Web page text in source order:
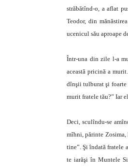
străbătînd-o, a aflat
Teodor, din
ucenicul său aproape
Într-una din zile l-a
această pricină a
dînşii tulburat şi foarte
murit fratele tău?” Iar
Deci, sculîndu-se
mîhni, părinte Zosima,
tine”. Şi îndată fratele
te iarăşi în Muntele